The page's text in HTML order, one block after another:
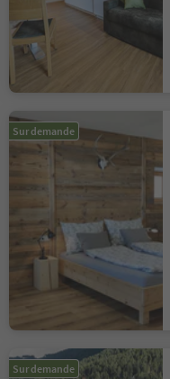
Sur demande
Sur demande